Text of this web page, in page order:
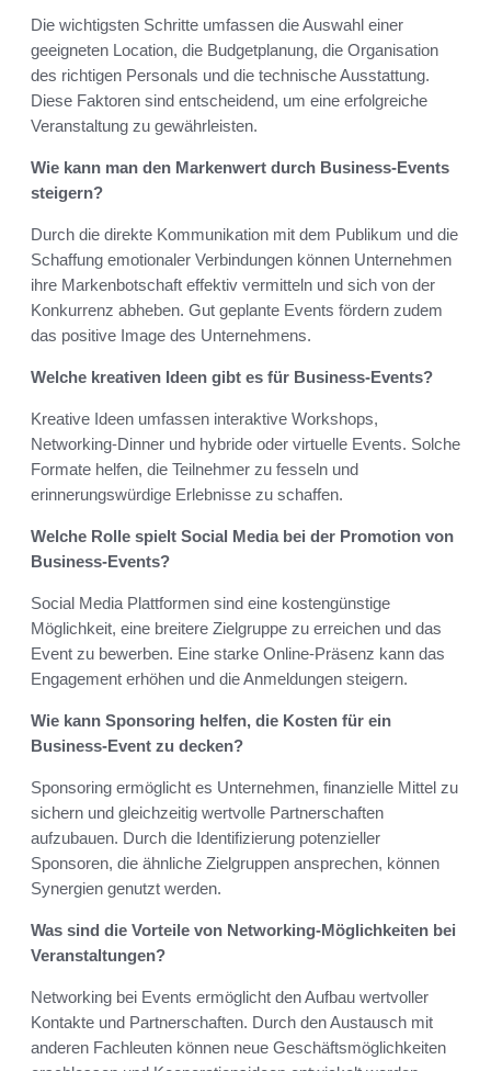
Die wichtigsten Schritte umfassen die Auswahl einer
geeigneten Location, die Budgetplanung, die Organisation
des richtigen Personals und die technische Ausstattung.
Diese Faktoren sind entscheidend, um eine erfolgreiche
Veranstaltung zu gewährleisten.
Wie kann man den Markenwert durch Business-Events
steigern?
Durch die direkte Kommunikation mit dem Publikum und die
Schaffung emotionaler Verbindungen können Unternehmen
ihre Markenbotschaft effektiv vermitteln und sich von der
Konkurrenz abheben. Gut geplante Events fördern zudem
das positive Image des Unternehmens.
Welche kreativen Ideen gibt es für Business-Events?
Kreative Ideen umfassen interaktive Workshops,
Networking-Dinner und hybride oder virtuelle Events. Solche
Formate helfen, die Teilnehmer zu fesseln und
erinnerungswürdige Erlebnisse zu schaffen.
Welche Rolle spielt Social Media bei der Promotion von
Business-Events?
Social Media Plattformen sind eine kostengünstige
Möglichkeit, eine breitere Zielgruppe zu erreichen und das
Event zu bewerben. Eine starke Online-Präsenz kann das
Engagement erhöhen und die Anmeldungen steigern.
Wie kann Sponsoring helfen, die Kosten für ein
Business-Event zu decken?
Sponsoring ermöglicht es Unternehmen, finanzielle Mittel zu
sichern und gleichzeitig wertvolle Partnerschaften
aufzubauen. Durch die Identifizierung potenzieller
Sponsoren, die ähnliche Zielgruppen ansprechen, können
Synergien genutzt werden.
Was sind die Vorteile von Networking-Möglichkeiten bei
Veranstaltungen?
Networking bei Events ermöglicht den Aufbau wertvoller
Kontakte und Partnerschaften. Durch den Austausch mit
anderen Fachleuten können neue Geschäftsmöglichkeiten